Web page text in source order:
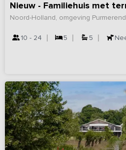
Nieuw - Familiehuis met
Noord-Holland, omgeving Purmerend
10 - 24 5 5